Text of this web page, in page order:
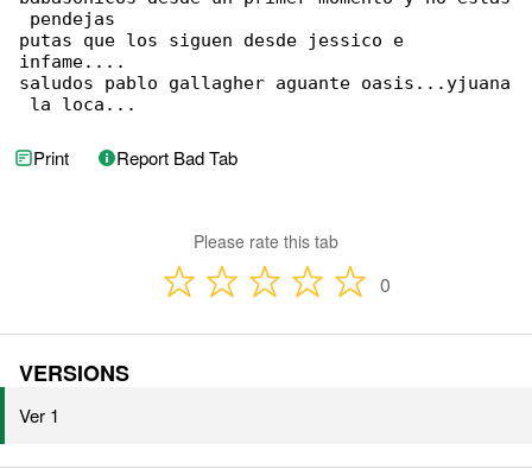
pendejas
putas que los siguen desde jessico e
infame....
saludos pablo gallagher aguante oasis...yjuana
la loca...
Print Report Bad Tab
Please rate this tab
0
VERSIONS
Ver 1